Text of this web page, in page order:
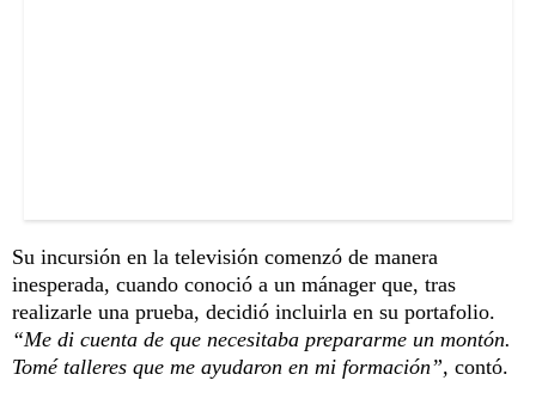
Su incursión en la televisión comenzó de manera
inesperada, cuando conoció a un mánager que, tras
realizarle una prueba, decidió incluirla en su portafolio.
“Me di cuenta de que necesitaba prepararme un montón.
Tomé talleres que me ayudaron en mi formación”, contó.